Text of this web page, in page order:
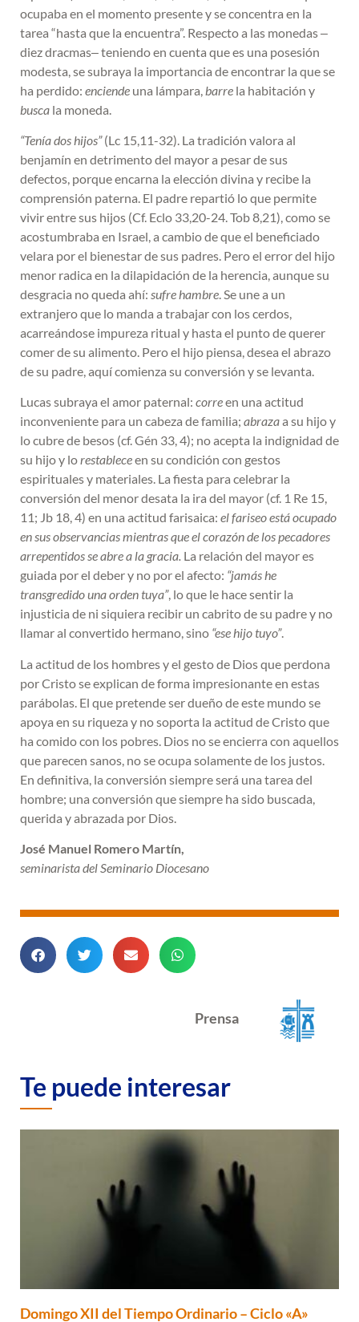
ocupaba en el momento presente y se concentra en la
tarea “hasta que la encuentra”. Respecto a las monedas ‒
diez dracmas‒ teniendo en cuenta que es una posesión
modesta, se subraya la importancia de encontrar la que se
ha perdido: enciende una lámpara, barre la habitación y
busca la moneda.
“Tenía dos hijos”(Lc 15,11-32). La tradición valora al
benjamín en detrimento del mayor a pesar de sus
defectos, porque encarna la elección divina y recibe la
comprensión paterna. El padre repartió lo que permite
vivir entre sus hijos (Cf. Eclo 33,20-24. Tob 8,21), como se
acostumbraba en Israel, a cambio de que el beneficiado
velara por el bienestar de sus padres. Pero el error del hijo
menor radica en la dilapidación de la herencia, aunque su
desgracia no queda ahí: sufre hambre. Se une a un
extranjero que lo manda a trabajar con los cerdos,
acarreándose impureza ritual y hasta el punto de querer
comer de su alimento. Pero el hijo piensa, desea el abrazo
de su padre, aquí comienza su conversión y se levanta.
Lucas subraya el amor paternal: correen una actitud
inconveniente para un cabeza de familia; abrazaa su hijo y
lo cubre de besos (cf. Gén 33, 4); no acepta la indignidad de
su hijo y lorestableceen su condición con gestos
espirituales y materiales. La fiesta para celebrar la
conversión del menor desata la ira del mayor (cf. 1 Re 15,
11; Jb 18, 4) en una actitud farisaica: el fariseo está ocupado
en sus observancias mientras que el corazón de los pecadores
arrepentidos se abre a la gracia. La relación del mayor es
guiada por el deber y no por el afecto: “jamás he
transgredido una orden tuya”, lo que le hace sentir la
injusticia de ni siquiera recibir un cabrito de su padre y no
llamar al convertido hermano, sino “ese hijo tuyo”.
La actitud de los hombres y el gesto de Dios que perdona
por Cristo se explican de forma impresionante en estas
parábolas. El que pretende ser dueño de este mundo se
apoya en su riqueza y no soporta la actitud de Cristo que
ha comido con los pobres. Dios no se encierra con aquellos
que parecen sanos, no se ocupa solamente de los justos.
En definitiva, la conversión siempre será una tarea del
hombre; una conversión que siempre ha sido buscada,
querida y abrazada por Dios.
José Manuel Romero Martín,
seminarista del Seminario Diocesano
Prensa
Te puede interesar
Domingo XII del Tiempo Ordinario – Ciclo «A»